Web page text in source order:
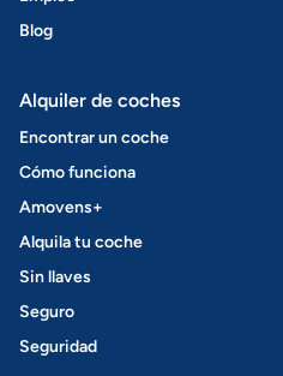
Blog
Alquiler de coches
Encontrar un coche
Cómo funciona
Amovens+
Alquila tu coche
Sin llaves
Seguro
Seguridad